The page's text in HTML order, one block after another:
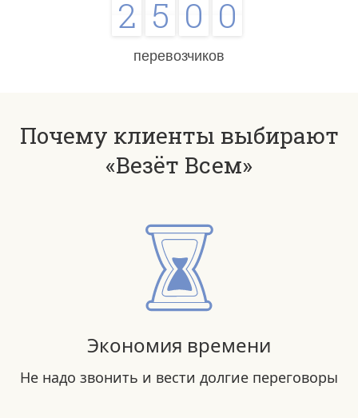
2 5 0 0
перевозчиков
Почему клиенты выбирают
«Везёт Всем»
Экономия времени
Не надо звонить и вести долгие переговоры